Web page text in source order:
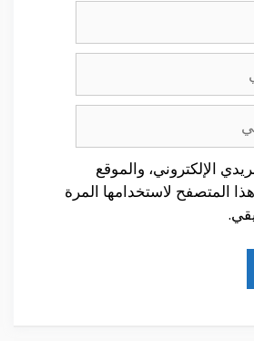
الإلكتروني، والموقع
المتصفح لاستخدامها المرة